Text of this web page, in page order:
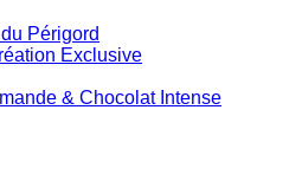
Périgord
& Chocolat Intense